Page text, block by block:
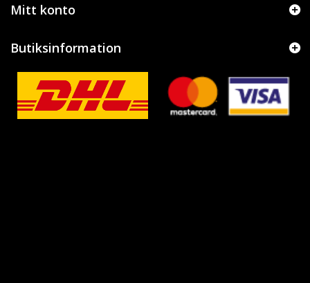
Mitt konto
Butiksinformation